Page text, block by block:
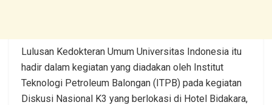
Lulusan Kedokteran Umum Universitas Indonesia itu
hadir dalam kegiatan yang diadakan oleh Institut
Teknologi Petroleum Balongan (ITPB) pada kegiatan
Diskusi Nasional K3 yang berlokasi di Hotel Bidakara,